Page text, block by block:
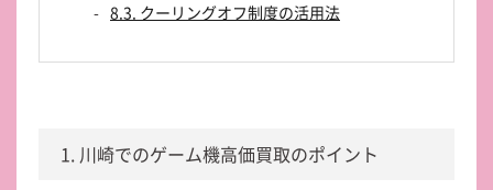
8.3. クーリングオフ制度の活用法
1. 川崎でのゲーム機高価買取のポイント